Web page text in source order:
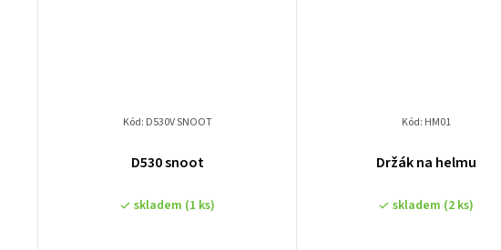
D530 snoot
skladem (1 ks)
Kód: D530V SNOOT
Držák na helmu
skladem (2 ks)
Kód: HM01